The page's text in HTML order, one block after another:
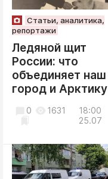
Статьи, аналитика,
репортажи
Ледяной щит
России: что
объединяет наш
город и Арктику
18:00
25.07
0 1631